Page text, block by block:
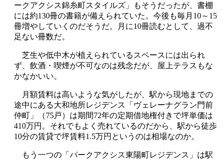
ークアクシス錦糸町スタイルズ」もそうだったが、書棚
には約130冊の書籍が備えられていた。今後も毎月 10～ 15
冊増やしていくのだそうだ。月に10冊読むとして、過不
足ない冊数だ。
芝生や低中木が植えられているスペースには出られ
ず、飲酒・喫煙が不可なのは残念だが、屋上テラスもな
かなかいい。
月額賃料は高いような気がしたが、駅から現地までの
途中にある大和地所レジデンス「ヴェレーナグラン門前
仲町」（75戸）は期間72年の定期借地権付きで坪単価は
410万円。それでもよく売れているのだから、駅から徒歩
10分の賃貸で坪賃料1.5万円というのは相場なのか。
もう一つの「パークアクシス東陽町レジデンス」は駅